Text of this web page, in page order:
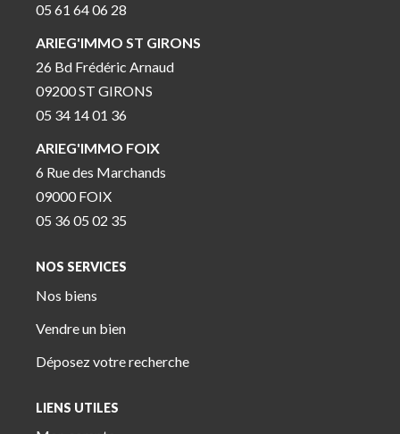
05 61 64 06 28
ARIEG'IMMO ST GIRONS
26 Bd Frédéric Arnaud
09200 ST GIRONS
05 34 14 01 36
ARIEG'IMMO FOIX
6 Rue des Marchands
09000 FOIX
05 36 05 02 35
NOS SERVICES
Nos biens
Vendre un bien
Déposez votre recherche
LIENS UTILES